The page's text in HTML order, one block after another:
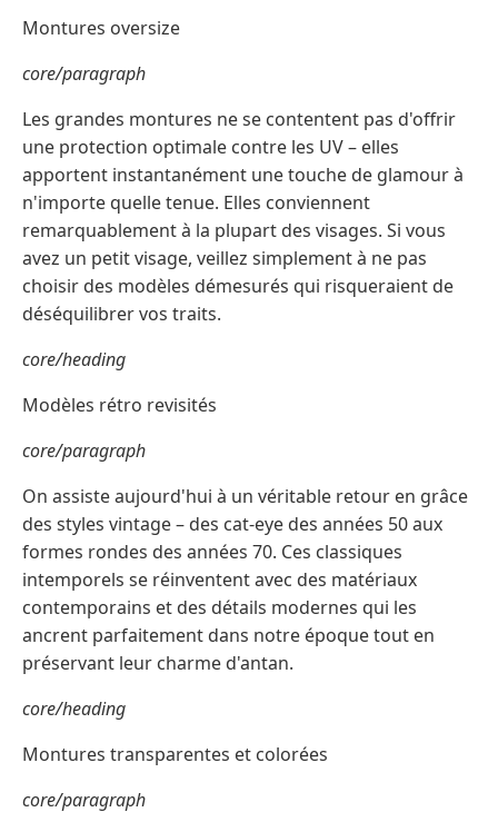
Montures oversize
core/paragraph
Les grandes montures ne se contentent pas d'offrir
une protection optimale contre les UV – elles
apportent instantanément une touche de glamour à
n'importe quelle tenue. Elles conviennent
remarquablement à la plupart des visages. Si vous
avez un petit visage, veillez simplement à ne pas
choisir des modèles démesurés qui risqueraient de
déséquilibrer vos traits.
core/heading
Modèles rétro revisités
core/paragraph
On assiste aujourd'hui à un véritable retour en grâce
des styles vintage – des cat-eye des années 50 aux
formes rondes des années 70. Ces classiques
intemporels se réinventent avec des matériaux
contemporains et des détails modernes qui les
ancrent parfaitement dans notre époque tout en
préservant leur charme d'antan.
core/heading
Montures transparentes et colorées
core/paragraph